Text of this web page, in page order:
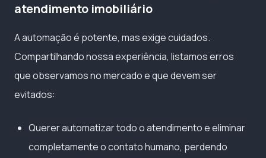
atendimento imobiliário
A automação é potente, mas exige cuidados.
Compartilhando nossa experiência, listamos erros
que observamos no mercado e que devem ser
evitados:
Querer automatizar todo o atendimento e eliminar
completamente o contato humano, perdendo